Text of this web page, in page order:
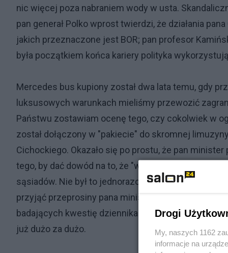
nic więcej poza nabraniem wody w usta.
pan generał Polko wprost twierdzi, że działania
jakich przeznaczone jest BOR; pan profesor
była początkiem końca kariery polityka
Mercedes bus kupiony został dwa lata temu, gdy
luksusowych warunkach mieliśmy przewozić
Państwu zostawiam ocenę tego, czy cokolwiek w
został dołączony w "pakiecie" do skromnej
Cichockiego. Okazało się po prostu, że pan
tego, by dać dowód na to, że "waadza" jest blisko
sąsiadów. Nie był to jednorazowy wypadek, no,
przyjąć przeprosiny pana ministra wypowiedziane
badających kwestię dziennikarzy takie "dowozy"
już dużo za dużo.
Drogi
My, naszych 1162
informacje na